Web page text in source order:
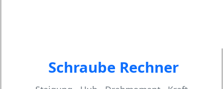
Schraube Rechner